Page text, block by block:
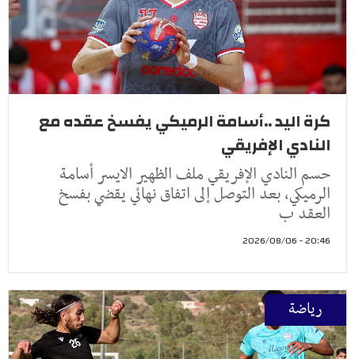
كرة اليد ..أسامة الرميكي يفسخ عقده مع
النادي الإفريقي
حسم النادي الإفريقي ملف الظهير الايسر أسامة
الرميكي، بعد التوصل إلى اتفاق نهائي يقضي بفسخ
العقد ب
20:46 - 2026/08/06
رياضة